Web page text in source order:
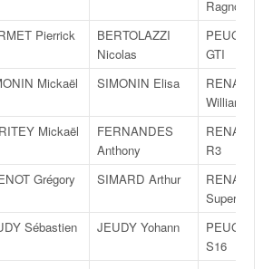
Ragnotti
Pierrick
BERTOLAZZI
Nicolas
PEUGEOT
GTI
Mickaël SIMONIN Elisa
RENAULT
Williams
Mickaël
FERNANDES
Anthony
RENAULT
R3
Grégory SIMARD Arthur
RENAULT
Super 1600
Sébastien JEUDY Yohann
PEUGEOT
S16